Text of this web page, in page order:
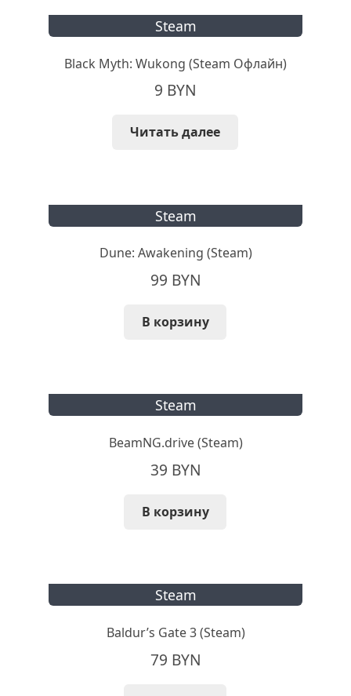
Steam
Black Myth: Wukong (Steam Офлайн)
9 BYN
Читать далее
Steam
Dune: Awakening (Steam)
99 BYN
В корзину
Steam
BeamNG.drive (Steam)
39 BYN
В корзину
Steam
Baldur’s Gate 3 (Steam)
79 BYN